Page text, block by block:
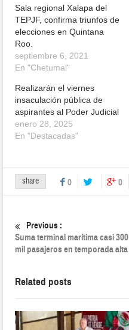
Sala regional Xalapa del
TEPJF, confirma triunfos de
elecciones en Quintana
Roo.
septiembre 6, 2021
En "Chetumal"
Realizarán el viernes
insaculación pública de
aspirantes al Poder Judicial
enero 28, 2025
En "Destacadas"
share 0 0
Previous :
Suma terminal marítima casi 300
mil pasajeros en temporada alta
Related posts